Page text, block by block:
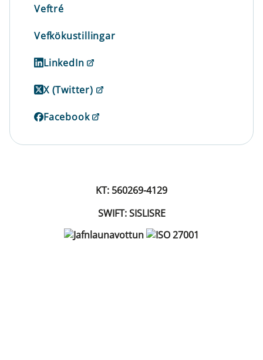
Veftré
Vefkökustillingar
LinkedIn
X (Twitter)
Facebook
KT: 560269-4129
SWIFT: SISLISRE